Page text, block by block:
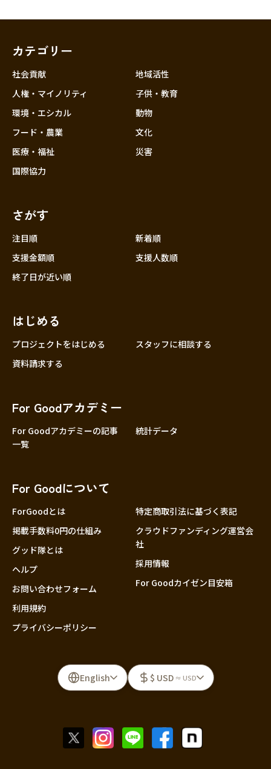
カテゴリー
社会貢献
人権・マイノリティ
環境・エシカル
フード・農業
医療・福祉
国際協力
地域活性
子供・教育
動物
文化
災害
さがす
注目順
新着順
支援金額順
支援人数順
終了日が近い順
はじめる
プロジェクトをはじめる
スタッフに相談する
資料請求する
For Goodアカデミー
For Goodアカデミーの記事
一覧
統計データ
For Goodについて
ForGoodとは
掲載手数料0円の仕組み
グッド隊とは
ヘルプ
お問い合わせフォーム
利用規約
プライバシーポリシー
特定商取引法に基づく表記
クラウドファンディング運営会
社
採用情報
For Goodカイゼン目安箱
English $ USD ≈ USD